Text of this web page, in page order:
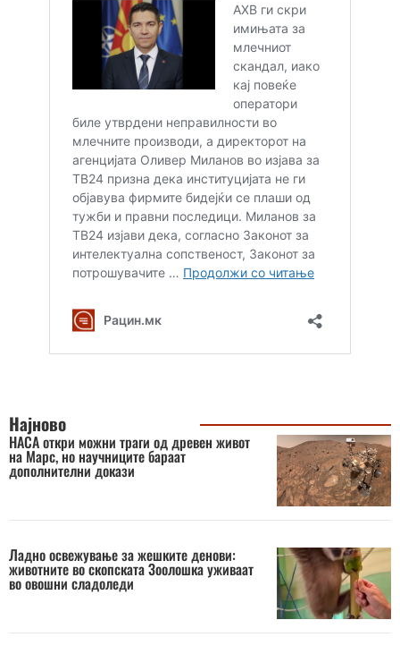
Најново
НАСА откри можни траги од древен живот
на Марс, но научниците бараат
дополнителни докази
Ладно освежување за жешките денови:
животните во скопската Зоолошка уживаат
во овошни сладоледи